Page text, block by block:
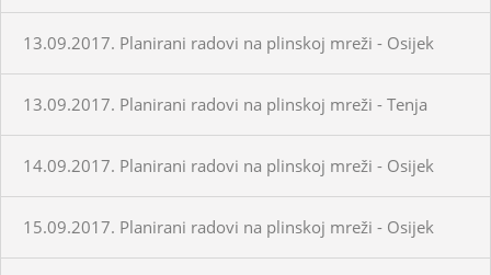
13.09.2017. Planirani radovi na plinskoj mreži - Osijek
13.09.2017. Planirani radovi na plinskoj mreži - Tenja
14.09.2017. Planirani radovi na plinskoj mreži - Osijek
15.09.2017. Planirani radovi na plinskoj mreži - Osijek